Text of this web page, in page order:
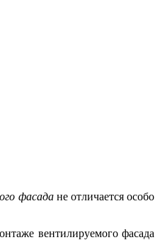
фасада не отличается особо
вентилируемого фасада